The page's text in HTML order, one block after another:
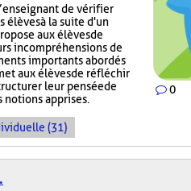
0
de vérifier
élèves à la suite d'un
aux élèves de
incompréhensions de
importants abordés
aux élèves de réfléchir
leur pensée de
notions apprises.
(31)